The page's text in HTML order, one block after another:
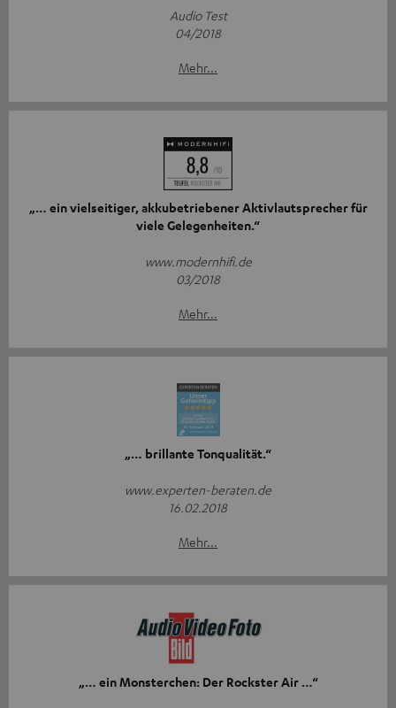
Audio Test
04/2018
Mehr...
„… ein vielseitiger, akkubetriebener Aktivlautsprecher für
viele Gelegenheiten.“
www.modernhifi.de
03/2018
Mehr...
„… brillante Tonqualität.“
www.experten-beraten.de
16.02.2018
Mehr...
„… ein Monsterchen: Der Rockster Air …“